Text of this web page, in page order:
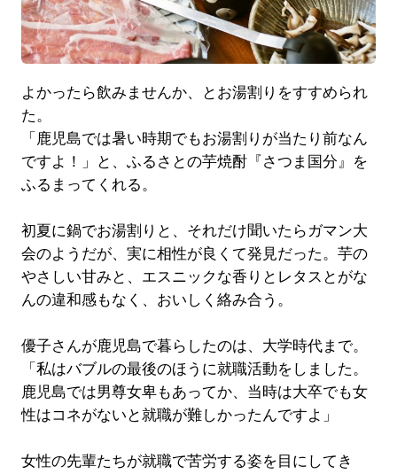
よかったら飲みませんか、とお湯割りをすすめられ
た。
「鹿児島では暑い時期でもお湯割りが当たり前なん
ですよ！」と、ふるさとの芋焼酎『さつま国分』を
ふるまってくれる。
初夏に鍋でお湯割りと、それだけ聞いたらガマン大
会のようだが、実に相性が良くて発見だった。芋の
やさしい甘みと、エスニックな香りとレタスとがな
んの違和感もなく、おいしく絡み合う。
優子さんが鹿児島で暮らしたのは、大学時代まで。
「私はバブルの最後のほうに就職活動をしました。
鹿児島では男尊女卑もあってか、当時は大卒でも女
性はコネがないと就職が難しかったんですよ」
女性の先輩たちが就職で苦労する姿を目にしてき